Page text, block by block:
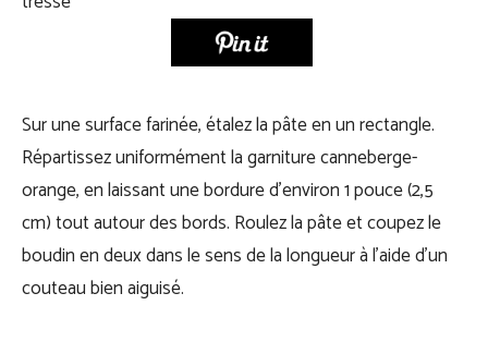
Sur une surface farinée, étalez la pâte en un rectangle.
Répartissez uniformément la garniture canneberge-
orange, en laissant une bordure d’environ 1 pouce (2,5
cm) tout autour des bords. Roulez la pâte et coupez le
boudin en deux dans le sens de la longueur à l’aide d’un
couteau bien aiguisé.